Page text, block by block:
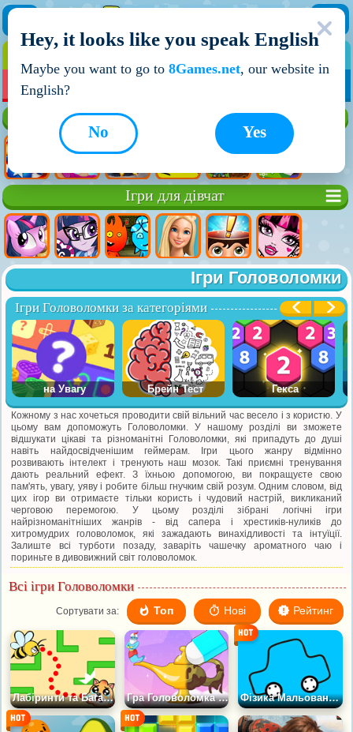
НОВІ ІГРИ
Ігри для дівчат
Ігри Головоломки
Ігри Головоломки за категоріями
на Увагу Брейн Тест Гекса
Кожному з нас хочеться проводити свій вільний час весело і з користю. У
цьому вам допоможуть Головоломки. У нашому розділі ви зможете
відшукати цікаві та різноманітні Головоломки, які припадуть до душі
навіть найдосвідченішим геймерам. Ігри цього жанру відмінно
розвивають інтелект і тренують наш мозок. Такі приємні тренування
дають реальний ефект. З їхньою допомогою, ви покращуєте свою
пам'ять, увагу, уяву і робите більш гнучким свій розум. Одним словом, від
цих ігор ви отримаєте тільки користь і чудовий настрій, викликаний
черговою перемогою. У цьому розділі зібрані логічні ігри
найрізноманітніших жанрів - від сапера і хрестиків-нуликів до
хитромудрих головоломок, які зажадають винахідливості та інтуїції.
Залиште всі турботи позаду, заваріть чашечку ароматного чаю і
пориньте в дивовижний світ головоломок.
Всі ігри Головоломки
Сортувати за: Топ Нові Рейтинг
Лабіринти та Багато Іншого Гра Головоломка DOP: Видалити одну частину Фізика Мальованих Машин
Hey, it looks like you speak English
Maybe you want to go to 8Games.net, our website in
English?
Yes
No